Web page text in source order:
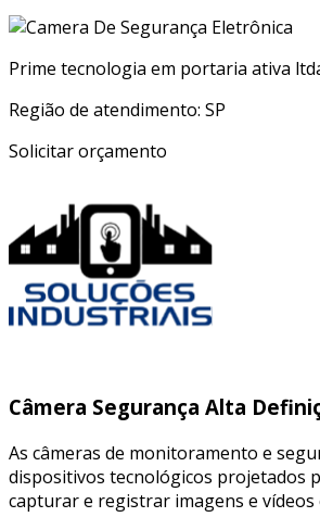
Prime tecnologia em portaria ativa
Região de atendimento: SP
Solicitar orçamento
Câmera Segurança Alta
As câmeras de monitoramento e
dispositivos tecnológicos projetados
capturar e registrar imagens e vídeos